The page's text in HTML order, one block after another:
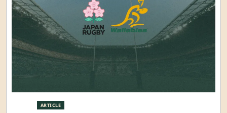
ARTICLE